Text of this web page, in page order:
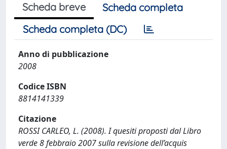
Scheda breve
Scheda completa
Scheda completa (DC)
Anno di pubblicazione
2008
Codice ISBN
8814141339
Citazione
ROSSI CARLEO, L. (2008). I quesiti proposti dal Libro
verde 8 febbraio 2007 sulla revisione dell’acquis